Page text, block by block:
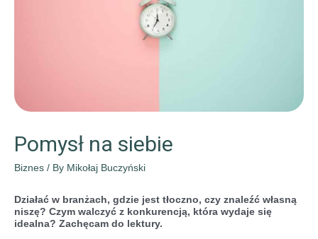
Pomysł na siebie
Biznes / By Mikołaj Buczyński
Działać w branżach, gdzie jest tłoczno, czy znaleźć własną
niszę? Czym walczyć z konkurencją, która wydaje się
idealna? Zachęcam do lektury.